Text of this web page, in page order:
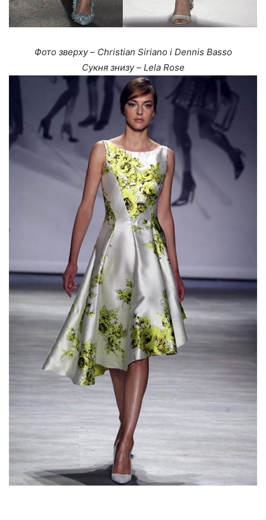
Фото зверху – Christian Siriano і Dennis Basso
Сукня знизу – Lela Rose